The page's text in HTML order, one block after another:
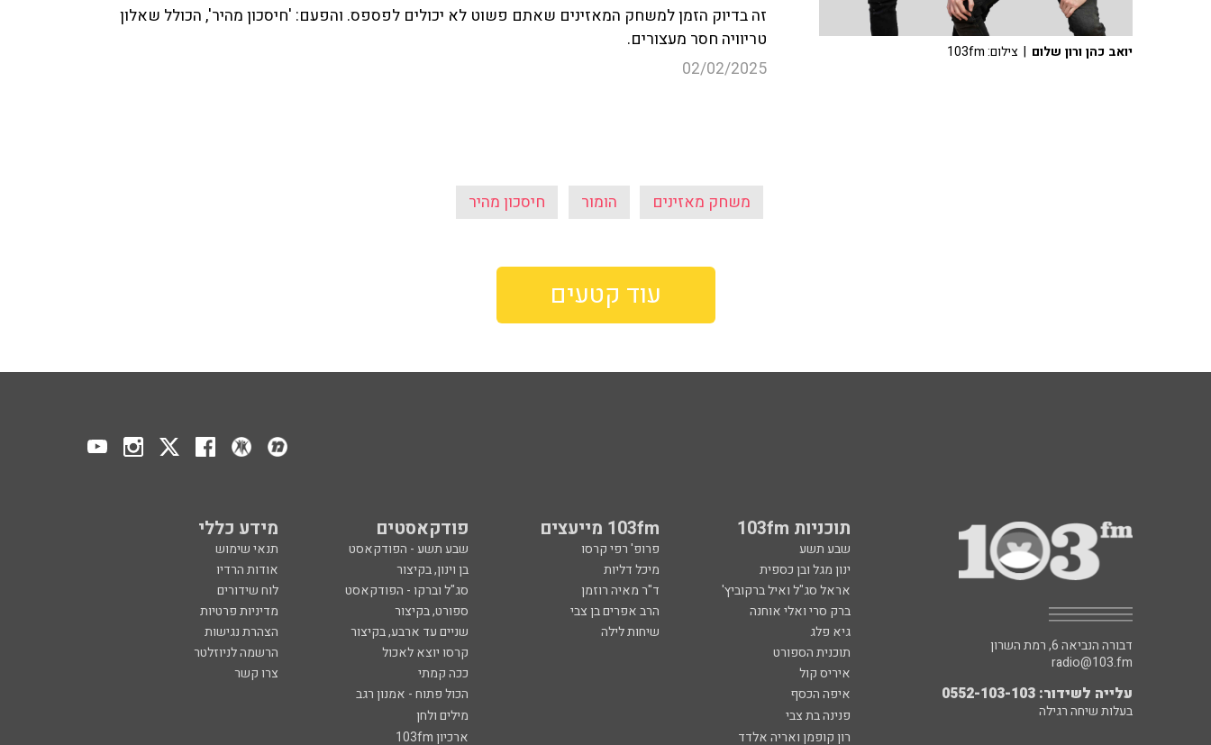
זה בדיוק הזמן למשחק המאזינים שאתם פשוט לא יכולים לפספס. והפעם: 'חיסכון מהיר', הכולל שאלון
טריוויה חסר מעצורים.
02/02/2025
משחק מאזינים הומור חיסכון מהיר
יואב כהן ורון שלום | צילום: 103fm
עוד קטעים
תוכניות 103fm 103fm מייעצים פודקאסטים מידע כללי
שבע תשע פרופ' רפי קרסו שבע תשע - הפודקאסט
תנאי שימוש
ינון מגל ובן כספית
מיכל דליות בן וינון, בקיצור
אודות הרדיו
אראל סג"ל ואיל ברקוביץ'
ד"ר מאיה רוזמן סג"ל וברקו - הפודקאסט
לוח שידורים
ברק סרי ואלי אוחנה
הרב אפרים בן צבי ספורט, בקיצור
מדיניות פרטיות
גיא פלג
שיחות לילה שניים עד ארבע, בקיצור
הצהרת נגישות
תוכנית הספורט
קרסו יוצא לאכול
הרשמה לניוזלטר
איריס קול
ככה קמתי
צרו קשר
איפה הכסף
הכול פתוח - אמנון רגב
פנינה בת צבי
מילים ולחן
רון קופמן ואריה אלדד
ארכיון 103fm
דבורה הנביאה 6, רמת השרון
radio@103.fm
עלייה לשידור: 0552-103-103
בעלות שיחה רגילה